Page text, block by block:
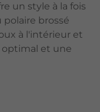
un style à la fois
brossé
à l'intérieur et
optimal et une